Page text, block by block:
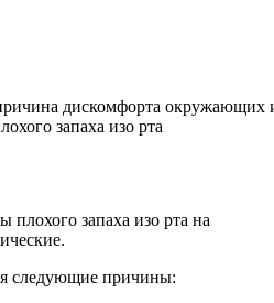
дискомфорта окружающих
запаха изо рта
запаха изо рта на
следующие причины: